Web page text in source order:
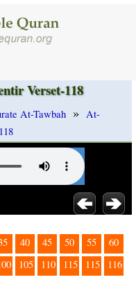
Verset-118
At-Tawbah » At-
40 45 50 55
60
105 110 115 115
116